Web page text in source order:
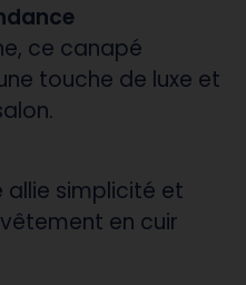
ce canapé
touche de luxe et
simplicité et
en cuir